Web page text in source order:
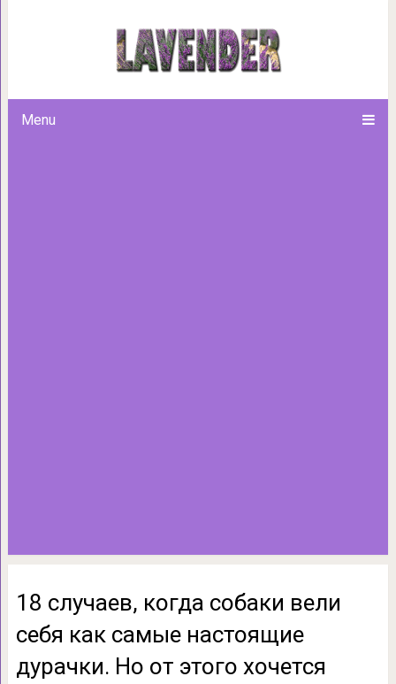
Menu
18 случаев, когда собаки
дурачки. Но от этого
18 случаев, когда собаки вели
себя как самые настоящие
дурачки. Но от этого хочется